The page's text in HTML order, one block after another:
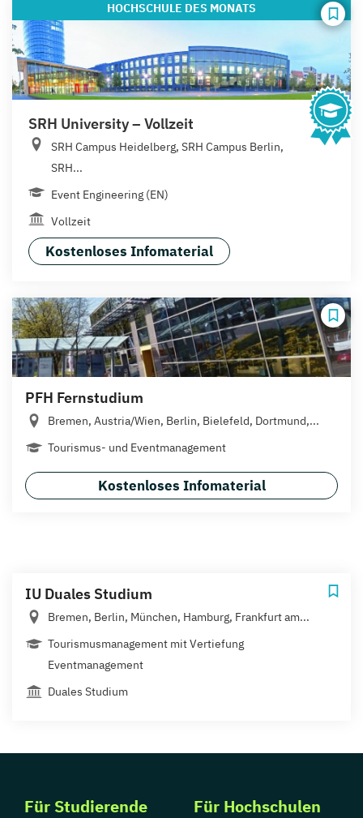
HOCHSCHULE DES MONATS
SRH University – Vollzeit
SRH Campus Heidelberg, SRH Campus Berlin,
SRH...
Event Engineering (EN)
Vollzeit
Kostenloses Infomaterial
PFH Fernstudium
Bremen, Austria/Wien, Berlin, Bielefeld, Dortmund,...
Tourismus- und Eventmanagement
Kostenloses Infomaterial
IU Duales Studium
Bremen, Berlin, München, Hamburg, Frankfurt am...
Tourismusmanagement mit Vertiefung
Eventmanagement
Duales Studium
Für Studierende Für Hochschulen